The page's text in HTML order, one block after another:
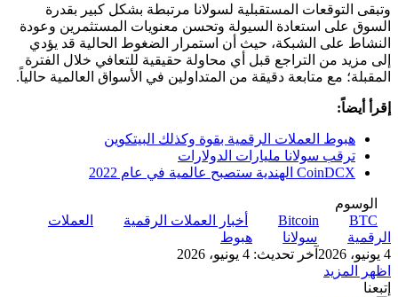
وتبقى التوقعات المستقبلية لسولانا مرتبطة بشكل كبير بقدرة
السوق على استعادة السيولة وتحسن معنويات المستثمرين وعودة
النشاط على الشبكة، حيث أن استمرار الضغوط الحالية قد يؤدي
إلى مزيد من التراجع قبل أي محاولة حقيقية للتعافي خلال الفترة
المقبلة؛ مع متابعة دقيقة من المتداولين في الأسواق العالمية حالياً.
إقرأ أيضاً:
هبوط العملات الرقمية بقوة وكذلك البيتكوين
ترقب سولانا مليارات الدولارات
CoinDCX الهندية ستصبح عالمية في عام 2022
الوسوم
Bitcoin
BTC أخبار العملات الرقمية
العملات
الرقمية
سولانا
هبوط
4 يونيو، 2026
آخر تحديث: 4 يونيو، 2026
اظهر المزيد
إتبعنا